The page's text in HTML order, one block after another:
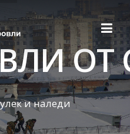
ОТ
и наледи